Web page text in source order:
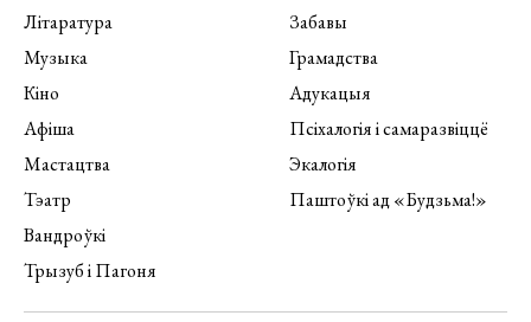
Літаратура
Музыка
Кіно
Афіша
Мастацтва
Тэатр
Вандроўкі
Трызуб і Пагоня
Забавы
Грамадства
Адукацыя
Псіхалогія і самаразвіццё
Экалогія
Паштоўкі ад «Будзьма!»